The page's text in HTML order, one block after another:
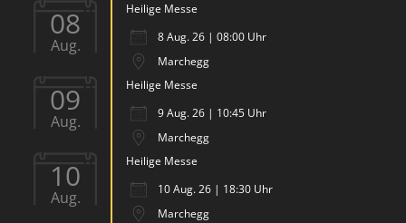
08
Aug.
Heilige Messe
8 Aug. 26 | 08:00 Uhr
Marchegg
09
Aug.
Heilige Messe
9 Aug. 26 | 10:45 Uhr
Marchegg
10
Aug.
Heilige Messe
10 Aug. 26 | 18:30 Uhr
Marchegg